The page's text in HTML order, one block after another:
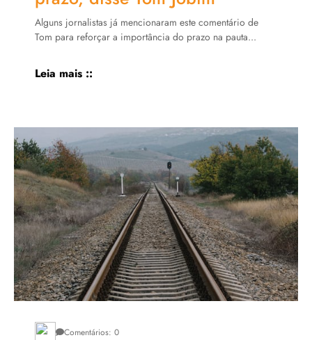
Alguns jornalistas já mencionaram este comentário de
Tom para reforçar a importância do prazo na pauta...
Leia mais ::
Comentários: 0